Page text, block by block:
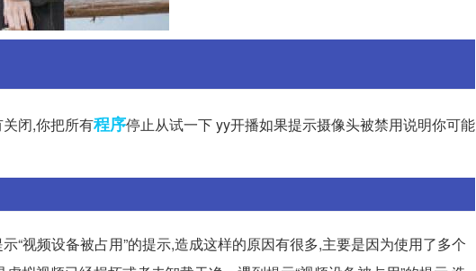
闭,你把所有程序停止从试一下 yy开播如果提示摄像头被禁用说明你可能
“视频设备被占用”的提示,造成这样的原因有很多,主要是因为使用了多个